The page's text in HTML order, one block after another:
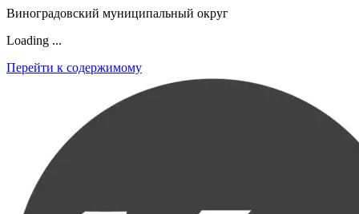
Виноградовский муниципальный округ
Loading ...
Перейти к содержимому